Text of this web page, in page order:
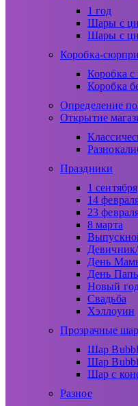
1 год
Шары с
Шары с
Коробка-
Коробка
Коробка
Определение
Открытие
Праздники
1 сентября
14
23
8 марта
День
День
Новый
Свадьба
Хэллоуин
Прозрачные
Шар
Шар
Шар с
Разное